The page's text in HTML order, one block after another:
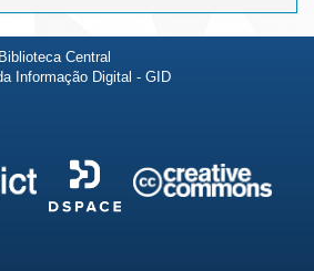
Central
Informação Digital - GID